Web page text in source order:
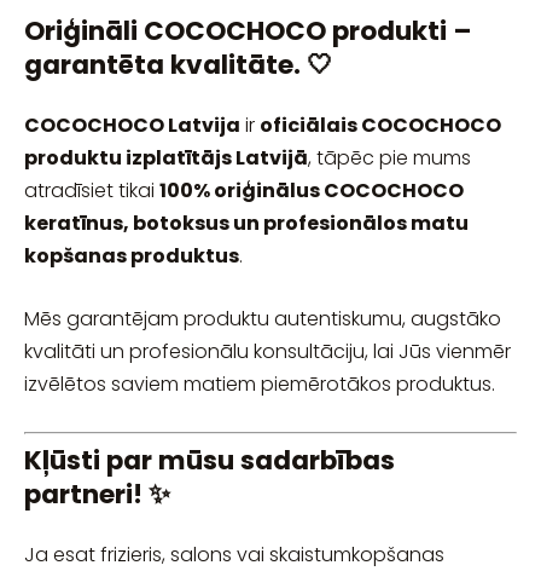
Oriģināli COCOCHOCO produkti –
garantēta kvalitāte. 🤍
COCOCHOCO Latvija ir oficiālais COCOCHOCO
produktu izplatītājs Latvijā, tāpēc pie mums
atradīsiet tikai 100% oriģinālus COCOCHOCO
keratīnus, botoksus un profesionālos matu
kopšanas produktus.
Mēs garantējam produktu autentiskumu, augstāko
kvalitāti un profesionālu konsultāciju, lai Jūs vienmēr
izvēlētos saviem matiem piemērotākos produktus.
Kļūsti par mūsu sadarbības
partneri! ✨
Ja esat frizieris, salons vai skaistumkopšanas